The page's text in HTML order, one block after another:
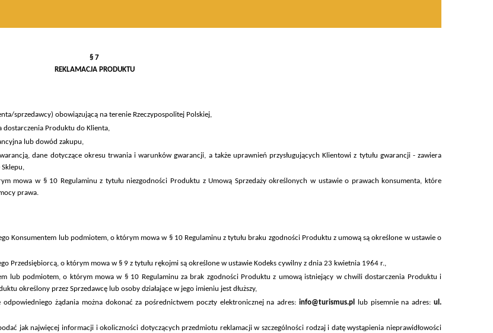
§ 7
REKLAMACJA PRODUKTU
sprzedawcy) obowiązującą na terenie Rzeczypospolitej Polskiej,
dostarczenia Produktu do Klienta,
lub dowód zakupu,
dane dotyczące okresu trwania i warunków gwarancji, a także uprawnień przysługujących Klientowi z tytułu gwarancji - zawiera
mowa w § 10 Regulaminu z tytułu niezgodności Produktu z Umową Sprzedaży określonych w ustawie o prawach konsumenta, które
prawa.
Konsumentem lub podmiotem, o którym mowa w § 10 Regulaminu z tytułu braku zgodności Produktu z umową są określone w ustawie o
Przedsiębiorcą, o którym mowa w § 9 z tytułu rękojmi są określone w ustawie Kodeks cywilny z dnia 23 kwietnia 1964 r.,
lub podmiotem, o którym mowa w § 10 Regulaminu za brak zgodności Produktu z umową istniejący w chwili dostarczenia Produktu i
określony przez Sprzedawcę lub osoby działające w jego imieniu jest dłuższy,
żądania można dokonać za pośrednictwem poczty elektronicznej na adres:info@turismus.pl lub pisemnie na adres:ul.
jak najwięcej informacji i okoliczności dotyczących przedmiotu reklamacji w szczególności rodzaj i datę wystąpienia nieprawidłowości